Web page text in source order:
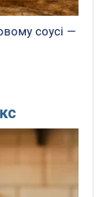
соусі —